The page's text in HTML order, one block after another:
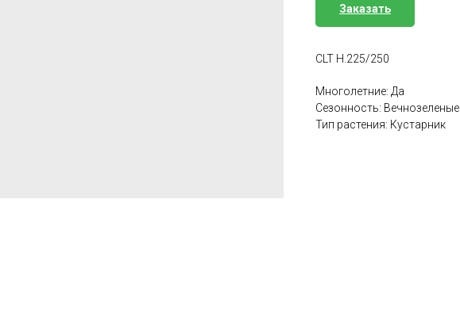
Заказать
CLT H.225/250
Многолетние: Да
Сезонность: Вечнозеленые
Тип растения: Кустарник